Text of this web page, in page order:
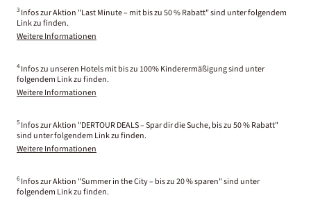
3 Infos zur Aktion "Last Minute – mit bis zu 50 % Rabatt" sind unter folgendem
Link zu finden.
Weitere Informationen
4 Infos zu unseren Hotels mit bis zu 100% Kinderermäßigung sind unter
folgendem Link zu finden.
Weitere Informationen
5 Infos zur Aktion "DERTOUR DEALS – Spar dir die Suche, bis zu 50 % Rabatt"
sind unter folgendem Link zu finden.
Weitere Informationen
6 Infos zur Aktion "Summer in the City – bis zu 20 % sparen" sind unter
folgendem Link zu finden.